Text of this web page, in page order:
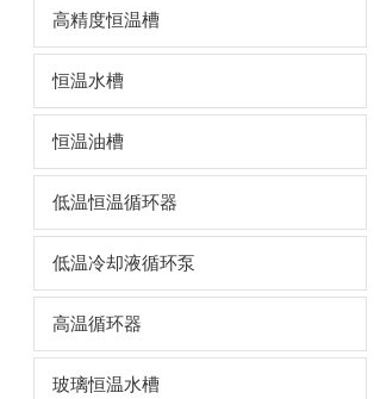
高精度恒温槽
恒温水槽
恒温油槽
低温恒温循环器
低温冷却液循环泵
高温循环器
玻璃恒温水槽